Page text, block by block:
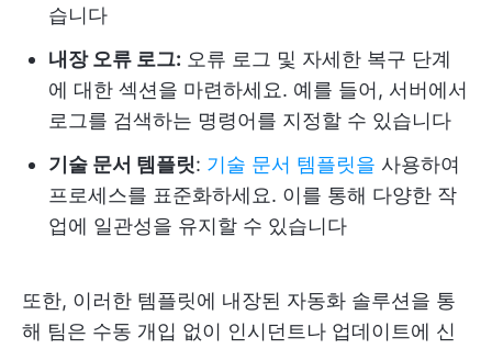
습니다
내장 오류 로그: 오류 로그 및 자세한 복구 단계
에 대한 섹션을 마련하세요. 예를 들어, 서버에서
로그를 검색하는 명령어를 지정할 수 있습니다
기술 문서 템플릿: 기술 문서 템플릿을 사용하여
프로세스를 표준화하세요. 이를 통해 다양한 작
업에 일관성을 유지할 수 있습니다
또한, 이러한 템플릿에 내장된 자동화 솔루션을 통
해 팀은 수동 개입 없이 인시던트나 업데이트에 신